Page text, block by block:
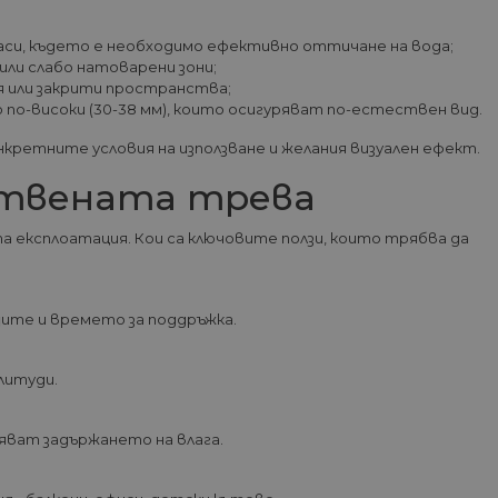
където е необходимо ефективно оттичане на вода;
слабо натоварени зони;
или закрити пространства;
по-високи (30-38 мм), които осигуряват по-естествен вид.
условия на използване и желания визуален ефект.
трева
Кои са ключовите ползи, които трябва да
и времето за поддръжка.
задържането на влага.
отчети за
че техните
за да запомни
посетителите.